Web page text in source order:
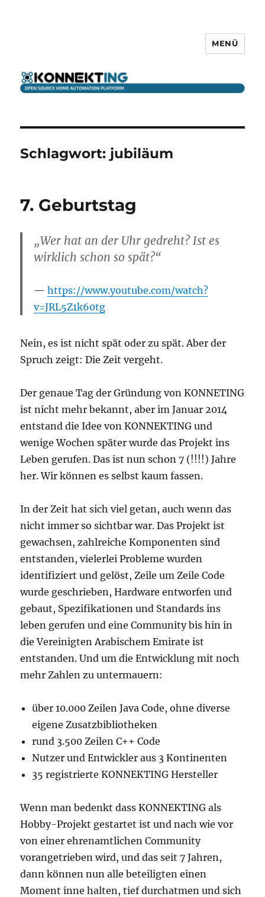
MENÜ
Schlagwort: jubiläum
7. Geburtstag
„Wer hat an der Uhr gedreht? Ist es
wirklich schon so spät?“
https://www.youtube.com/watch?
v=JRL5Z1k60tg
Nein, es ist nicht spät oder zu spät. Aber der
Spruch zeigt: Die Zeit vergeht.
Der genaue Tag der Gründung von KONNETING
ist nicht mehr bekannt, aber im Januar 2014
entstand die Idee von KONNEKTING und
wenige Wochen später wurde das Projekt ins
Leben gerufen. Das ist nun schon 7 (!!!!) Jahre
her. Wir können es selbst kaum fassen.
In der Zeit hat sich viel getan, auch wenn das
nicht immer so sichtbar war. Das Projekt ist
gewachsen, zahlreiche Komponenten sind
entstanden, vielerlei Probleme wurden
identifiziert und gelöst, Zeile um Zeile Code
wurde geschrieben, Hardware entworfen und
gebaut, Spezifikationen und Standards ins
leben gerufen und eine Community bis hin in
die Vereinigten Arabischem Emirate ist
entstanden. Und um die Entwicklung mit noch
mehr Zahlen zu untermauern:
über 10.000 Zeilen Java Code, ohne diverse
eigene Zusatzbibliotheken
rund 3.500 Zeilen C++ Code
Nutzer und Entwickler aus 3 Kontinenten
35 registrierte KONNEKTING Hersteller
Wenn man bedenkt dass KONNEKTING als
Hobby-Projekt gestartet ist und nach wie vor
von einer ehrenamtlichen Community
vorangetrieben wird, und das seit 7 Jahren,
dann können nun alle beteiligten einen
Moment inne halten, tief durchatmen und sich